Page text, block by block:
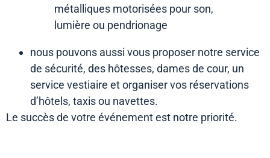
métalliques motorisées pour son,
lumière ou pendrionage
nous pouvons aussi vous proposer notre service
de sécurité, des hôtesses, dames de cour, un
service vestiaire et organiser vos réservations
d’hôtels, taxis ou navettes.
Le succès de votre événement est notre priorité.